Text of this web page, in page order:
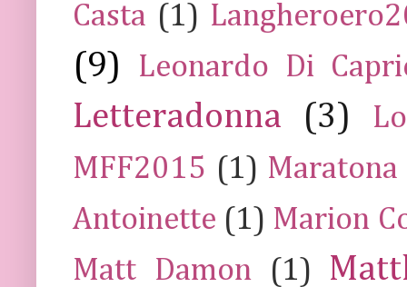
Casta (1)
(9) Leonardo Di
Letteradonna (3)
MFF2015 (1) Maratona
Antoinette (1) Marion
Matt Damon
(1)